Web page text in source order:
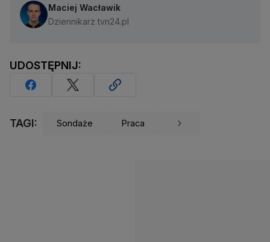
Maciej Wacławik
Dziennikarz tvn24.pl
UDOSTĘPNIJ:
TAGI: Sondaże Praca